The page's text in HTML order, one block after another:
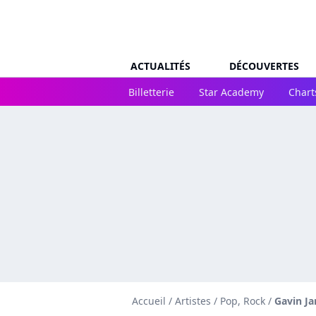
ACTUALITÉS
DÉCOUVERTES
Billetterie
Star Academy
Accueil / Artistes / Pop, Rock / Gavin